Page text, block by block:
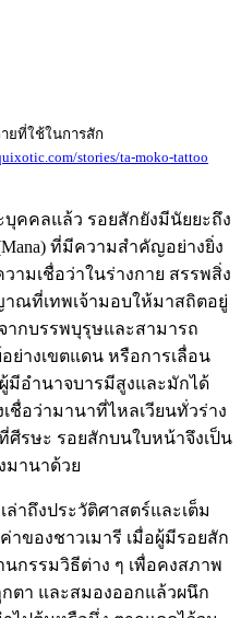
ยที่ใช้ในการสัก
stories/ta-moko-tattoo
ลแล้ว รอยสักยังมีนัยยะถึง
ที่มีความสำคัญอย่างยิ่ง
ามเชื่อว่าในร่างกาย สรรพสิ่ง
ณที่เทพเจ้ามอบให้มาสถิตอยู่
กบรรพบุรุษและสามารถ
ย่างเขตแดน หรือการเลื่อน
มีอำนาจบารมีสูงและมักได้
ชื่อว่ามานาที่ไหลเวียนทั่วร่าง
รษะ รอยสักบนใบหน้าจึงเป็น
มานาด้วย
ประวัติศาสตร์และเต็ม
ของชาวเมารี เมื่อผู้มีรอยสัก
กรรมวิธีต่าง ๆ เพื่อคงสภาพ
ตา และสมองออกแล้วผนึก